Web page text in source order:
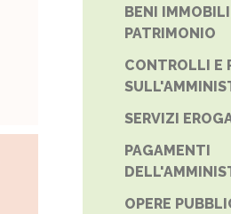
BENI
PATRIMONIO
CONTROLLI E
SERVIZI
PAGAMENTI
OPERE